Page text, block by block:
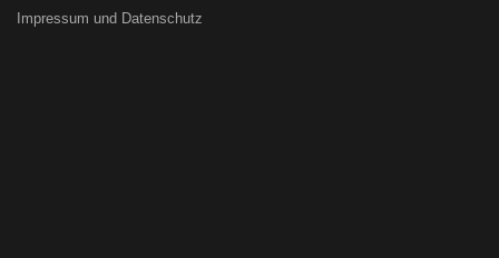
Impressum und Datenschutz